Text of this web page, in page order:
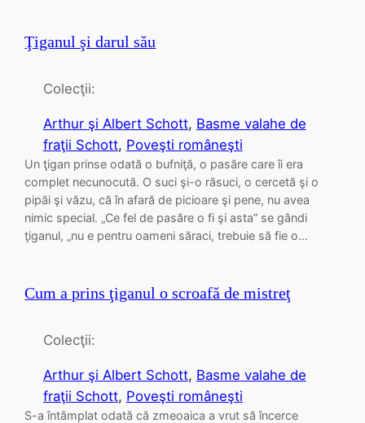
Ţiganul şi darul său
Colecţii:
Arthur şi Albert Schott, Basme valahe de
fraţii Schott, Poveşti româneşti
Un ţigan prinse odată o bufniţă, o pasăre care îi era
complet necunocută. O suci şi-o răsuci, o cercetă şi o
pipăi şi văzu, că în afară de picioare şi pene, nu avea
nimic special. „Ce fel de pasăre o fi şi asta” se gândi
ţiganul, „nu e pentru oameni săraci, trebuie să fie o…
Cum a prins ţiganul o scroafă de mistreţ
Colecţii:
Arthur şi Albert Schott, Basme valahe de
fraţii Schott, Poveşti româneşti
S-a întâmplat odată că zmeoaica a vrut să încerce